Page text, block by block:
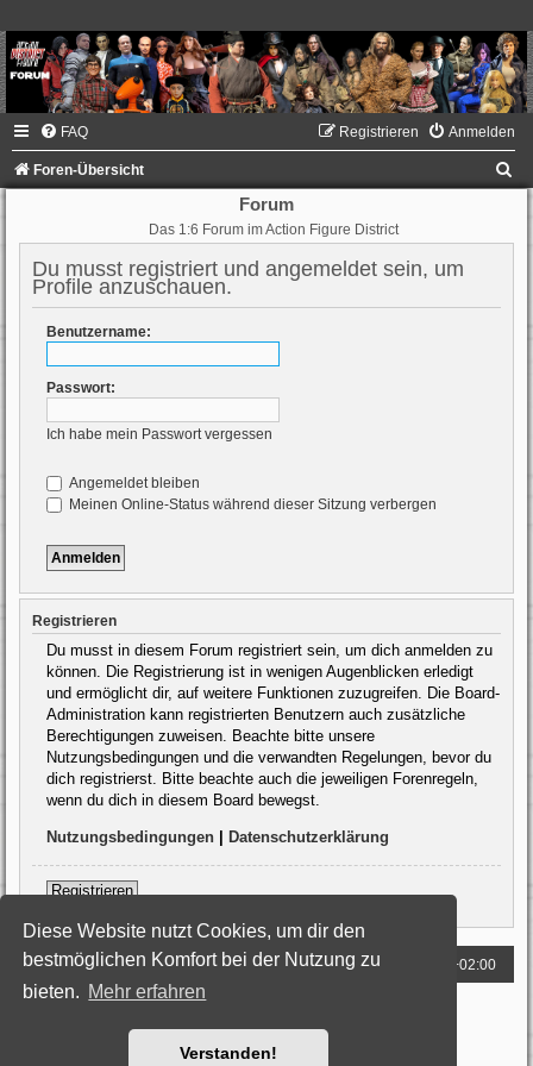
Diese Website nutzt Cookies, um dir den
bestmöglichen Komfort bei der Nutzung zu
bieten. Mehr erfahren
Verstanden!
FAQ Anmelden
Registrieren
Foren-Übersicht
Forum
Das 1:6 Forum im Action Figure District
Du musst registriert und angemeldet sein, um
Profile anzuschauen.
Benutzername:
Passwort:
Ich habe mein Passwort vergessen
Angemeldet bleiben
Meinen Online-Status während dieser Sitzung verbergen
Registrieren
Du musst in diesem Forum registriert sein, um dich anmelden zu
können. Die Registrierung ist in wenigen Augenblicken erledigt
und ermöglicht dir, auf weitere Funktionen zuzugreifen. Die Board-
Administration kann registrierten Benutzern auch zusätzliche
Berechtigungen zuweisen. Beachte bitte unsere
Nutzungsbedingungen und die verwandten Regelungen, bevor du
dich registrierst. Bitte beachte auch die jeweiligen Forenregeln,
wenn du dich in diesem Board bewegst.
Nutzungsbedingungen Datenschutzerklärung
Registrieren
Foren-Übersicht Alle Zeiten sind UTC+02:00
Powered byphpBB® Forum Software © phpBB Limited
Nutzungsbedingungen